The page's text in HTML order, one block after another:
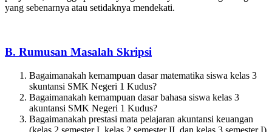
yang sebenarnya atau setidaknya mendekati.
B. Rumusan Masalah Skripsi
Bagaimanakah kemampuan dasar matematika siswa kelas 3
skuntansi SMK Negeri 1 Kudus?
Bagaimanakah kemampuan dasar bahasa siswa kelas 3
akuntansi SMK Negeri 1 Kudus?
Bagaimanakah prestasi mata pelajaran akuntansi keuangan
(kelas 2 semester I, kelas 2 semester II, dan kelas 3 semester I)